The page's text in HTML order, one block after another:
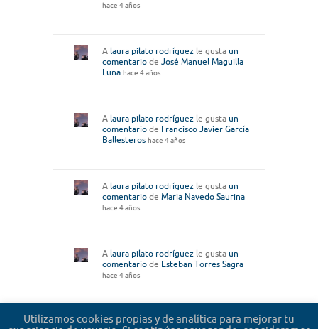
hace 4 años
A laura pilato rodríguez le gusta un
comentario de José Manuel Maguilla
Luna hace 4 años
A laura pilato rodríguez le gusta un
comentario de Francisco Javier García
Ballesteros hace 4 años
A laura pilato rodríguez le gusta un
comentario de Maria Navedo Saurina
hace 4 años
A laura pilato rodríguez le gusta un
comentario de Esteban Torres Sagra
hace 4 años
Utilizamos cookies propias y de analítica para mejorar tu